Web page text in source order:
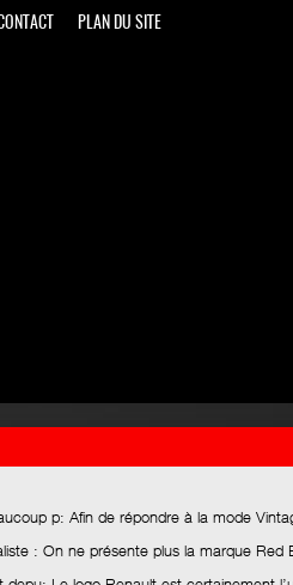
PLAN DU SITE
p: Afin de répondre à la mode
: On ne présente plus la marque Red